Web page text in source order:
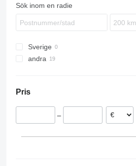
Sök inom en radie
Sverige
andra
Pris
–